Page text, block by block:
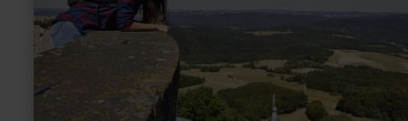
Nürburg
Castle